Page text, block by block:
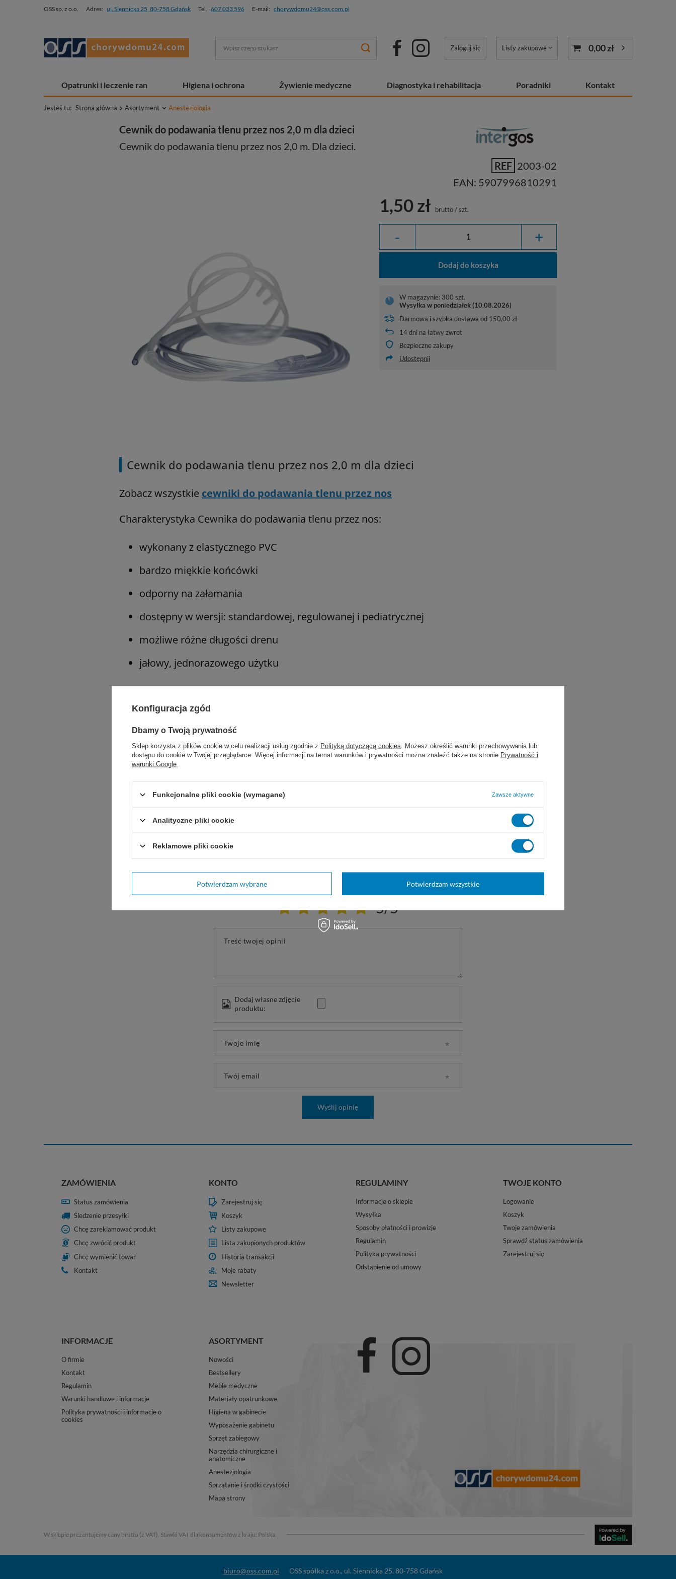
OSS sp. z o.o. Adres: ul. Siennicka 25, 80-758 Gdańsk Tel. 607 033 596 E-mail: chorywdomu24@oss.com.pl
Zaloguj się Listy zakupowe 0,00 zł
Opatrunki i leczenie ran Higiena i ochrona Żywienie medyczne Diagnostyka i rehabilitacja Poradniki Kontakt
Jesteś tu: Strona główna Asortyment Anestezjologia
Cewnik do podawania tlenu przez nos 2,0 m dla dzieci
Cewnik do podawania tlenu przez nos 2,0 m. Dla dzieci.
REF 2003-02
EAN: 5907996810291
1,50 zł brutto/szt.
- +
Dodaj do koszyka
W magazynie: 300 szt.
Wysyłkaw poniedziałek (10.08.2026)
Darmowa i szybka dostawa od 150,00 zł
14dni na łatwy zwrot
Bezpieczne zakupy
Udostępnij
Cewnik do podawania tlenu przez nos 2,0 m dla dzieci
Zobacz wszystkie cewniki do podawania tlenu przez nos
Charakterystyka Cewnika do podawania tlenu przez nos:
wykonany z elastycznego PVC
bardzo miękkie końcówki
odporny na załamania
dostępny w wersji: standardowej, regulowanej i pediatrycznej
możliwe różne długości drenu
jałowy, jednorazowego użytku
Rodzaj
Cewnik do tlenu
Zadaj pytanie a my odpowiemy niezwłocznie, najciekawsze pytania i
Napisz swoją opinię
Twoja ocena:
5/5
Treść twojej opinii
Dodaj własne zdjęcie
produktu:
Twoje imię
Twój email
Wyślij opinię
ZAMÓWIENIA
Status zamówienia
Śledzenie przesyłki
Chcę zareklamować produkt
Chcę zwrócić produkt
Chcę wymienić towar
Kontakt
KONTO
Zarejestruj się
Koszyk
Listy zakupowe
Lista zakupionych produktów
Historia transakcji
Moje rabaty
Newsletter
REGULAMINY
Informacje o sklepie
Wysyłka
Sposoby płatności i prowizje
Regulamin
Polityka prywatności
Odstąpienie od umowy
TWOJE KONTO
Logowanie
Koszyk
Twoje zamówienia
Sprawdź status zamówienia
Zarejestruj się
INFORMACJE
O firmie
Kontakt
Regulamin
Warunki handlowe i informacje
Polityka prywatności i informacje o
cookies
ASORTYMENT
Nowości
Bestsellery
Meble medyczne
Materiały opatrunkowe
Higiena w gabinecie
Wyposażenie gabinetu
Sprzęt zabiegowy
Narzędzia chirurgiczne i
anatomiczne
Anestezjologia
Sprzątanie i środki czystości
Mapa strony
W sklepie prezentujemy ceny brutto (z VAT). Stawki VAT dla konsumentów z kraju: Polska.
biuro@oss.com.pl OSS spółka z o.o., ul. Siennicka 25, 80-758Gdańsk
Konfiguracja zgód
Dbamy o Twoją prywatność
Sklep korzysta z plików cookie w celu realizacji usług zgodnie z Polityką dotyczącą cookies . Możesz określić warunki przechowywania lub
dostępu do cookie w Twojej przeglądarce. Więcej informacji na temat warunków i prywatności można znaleźć także na stronie Prywatność i
warunki Google
Funkcjonalne pliki cookie (wymagane) Zawsze aktywne
Analityczne pliki cookie
Reklamowe pliki cookie
Potwierdzam wybrane Potwierdzam wszystkie